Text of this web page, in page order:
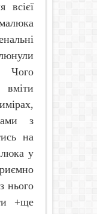
всієї
Чого
з
на
у
нього
+ще